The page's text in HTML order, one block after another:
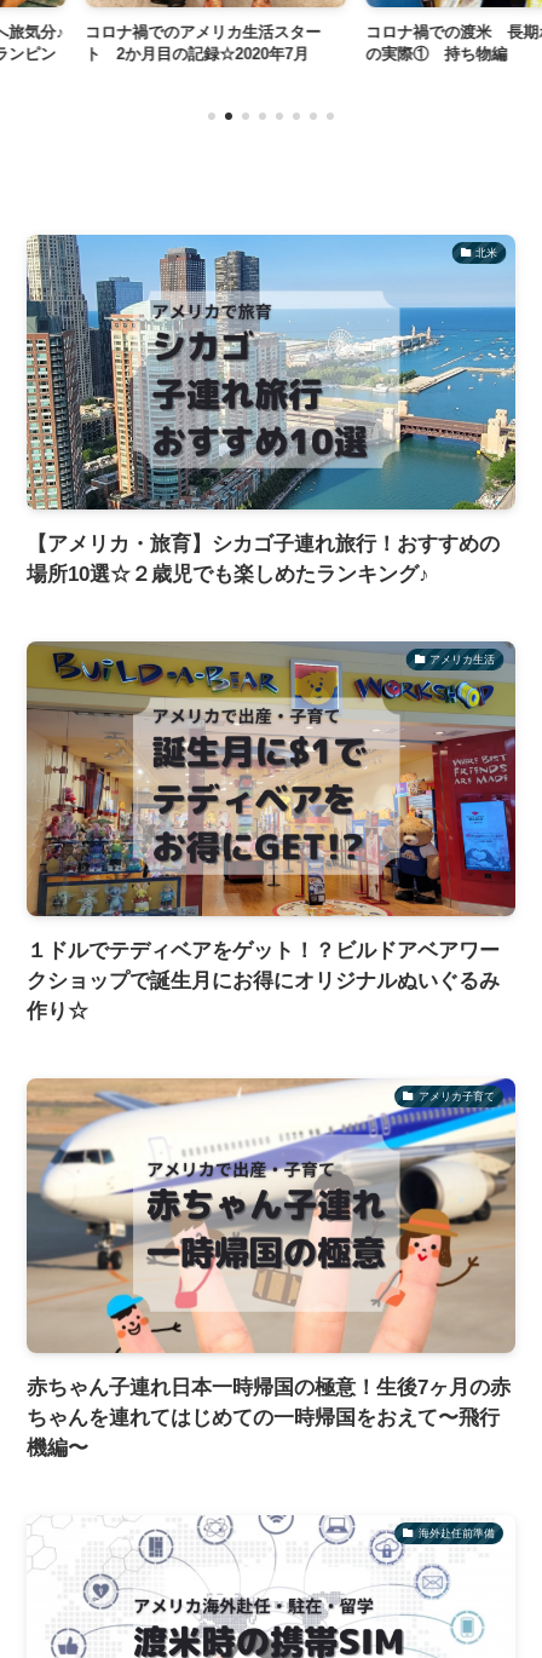
生活スター
年7月
コロナ禍での渡米 長期ホテル生活
の実際① 持ち物編
コロナ禍での渡
の実際② 設備
北米
【アメリカ・旅育】シカゴ子連れ旅行！おすすめの
場所10選☆２歳児でも楽しめたランキング♪
アメリカ生活
１ドルでテディベアをゲット！？ビルドアベアワー
クショップで誕生月にお得にオリジナルぬいぐるみ
作り☆
アメリカ子育て
赤ちゃん子連れ日本一時帰国の極意！生後7ヶ月の赤
ちゃんを連れてはじめての一時帰国をおえて〜飛行
機編〜
海外赴任前準備